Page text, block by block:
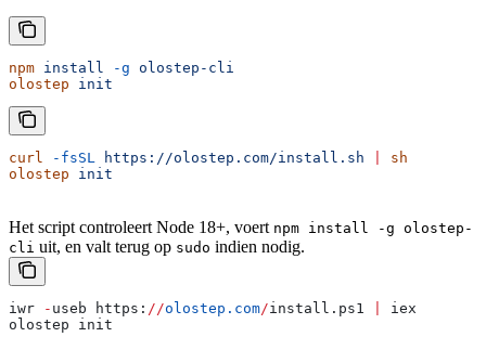
npm install -g olostep-cli
olostep init
curl -fsSL https://olostep.com/install.sh
sh
olostep init
Het script controleert Node 18+, voert npm install -g olostep-
cli uit, en valt terug op sudo indien nodig.
iwr - useb https: //olostep.com/install.ps1
iex
olostep init